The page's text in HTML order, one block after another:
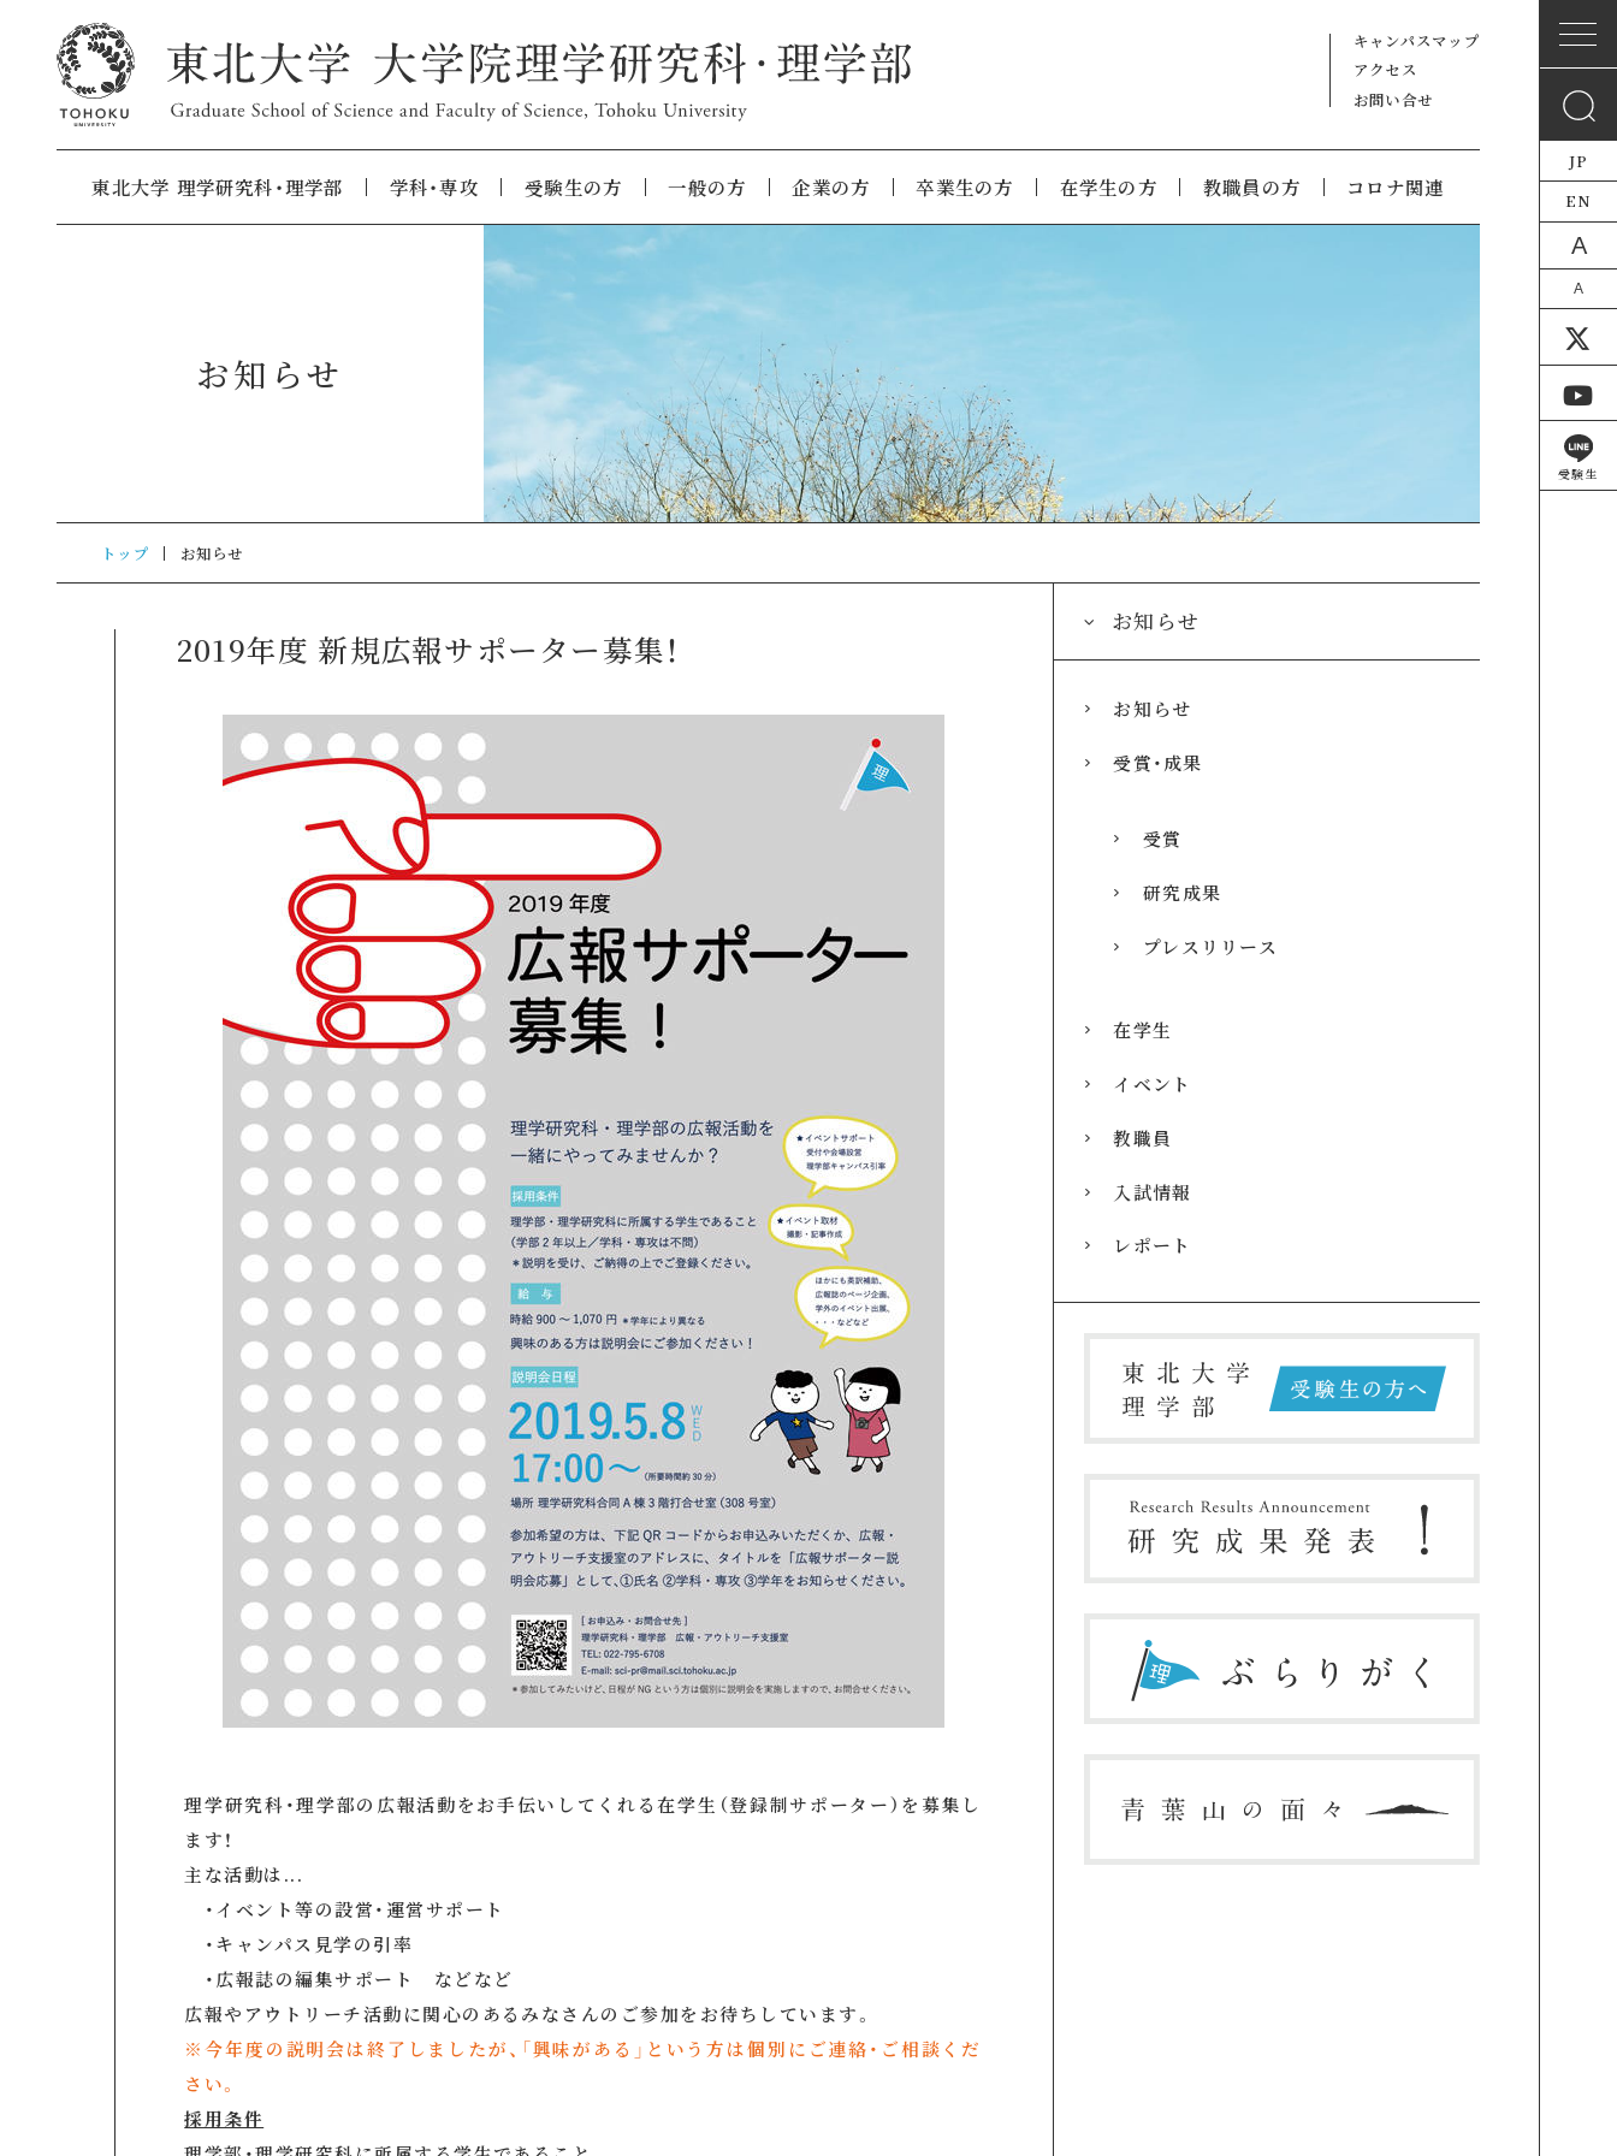
キャンパスマップ
アクセス
お問い合せ
東北大学 理学研究科・理学部 学科・専攻 受験生の方 一般の方 企業の方 卒業生の方 在学生の方 教職員の方 コロナ関連
お知らせ
トップ お知らせ
2019年度 新規広報サポーター募集！
理学研究科・理学部の広報活動をお手伝いしてくれる在学生（登録制サポーター）を募集し
ます！
主な活動は...
・イベント等の設営・運営サポート
・キャンパス見学の引率
・広報誌の編集サポート などなど
広報やアウトリーチ活動に関心のあるみなさんのご参加をお待ちしています。
※今年度の説明会は終了しましたが、「興味がある」という方は個別にご連絡・ご相談くだ
さい。
採用条件
お知らせ
お知らせ
受賞・成果
受賞
研究成果
プレスリリース
在学生
イベント
教職員
入試情報
レポート
JP
EN
A
A
受験生